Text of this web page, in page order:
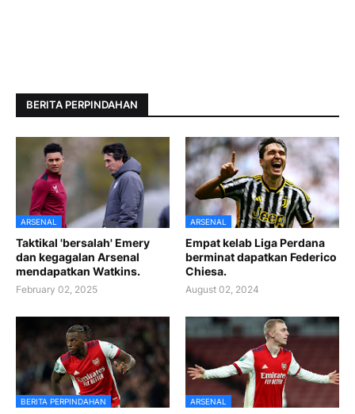
BERITA PERPINDAHAN
ARSENAL
Taktikal 'bersalah' Emery
dan kegagalan Arsenal
mendapatkan Watkins.
February 02, 2025
ARSENAL
Empat kelab Liga Perdana
berminat dapatkan Federico
Chiesa.
August 02, 2024
BERITA PERPINDAHAN ARSENAL